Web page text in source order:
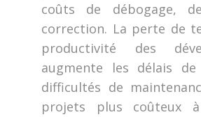
coûts de débogage,
correction. La perte de
productivité des
augmente les délais de
difficultés de
projets plus coûteux